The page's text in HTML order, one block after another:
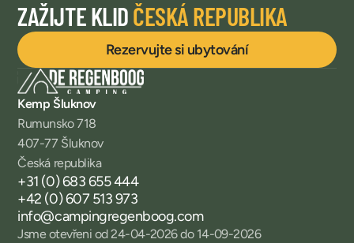
ZAŽIJTE KLIDČESKÁ REPUBLIKA
Rezervujte si ubytování
Kemp Šluknov
Rumunsko 718
407-77 Šluknov
Česká republika
+31 (0) 683 655 444
+42 (0) 607 513 973
info@campingregenboog.com
Jsme otevřeni od 24-04-2026 do 14-09-2026